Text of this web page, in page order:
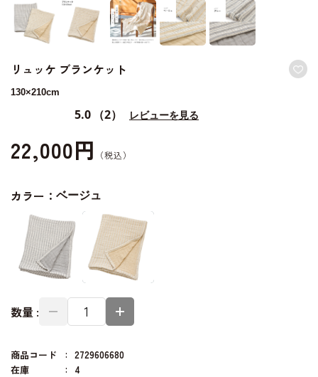
リュッケ ブランケット
130×210cm
5.0 （2） レビューを見る
22,000円
カラー： ベージュ
数量 :
商品コード
2729606680
在庫
4